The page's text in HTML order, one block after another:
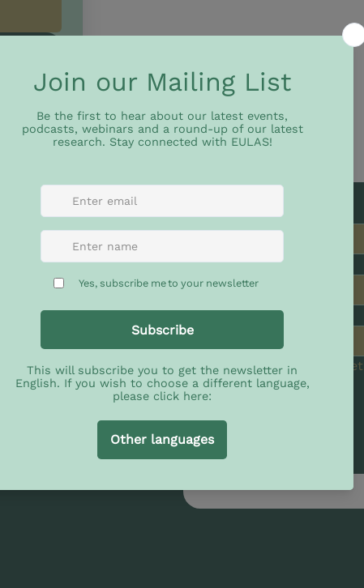
Apellido
Correo electrónico
Sí, suscríbeme a tu
Idioma *
Inglés
Español
portugués